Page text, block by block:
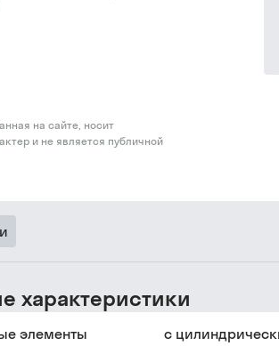
на сайте, носит
и не является публичной
характеристики
элементы с